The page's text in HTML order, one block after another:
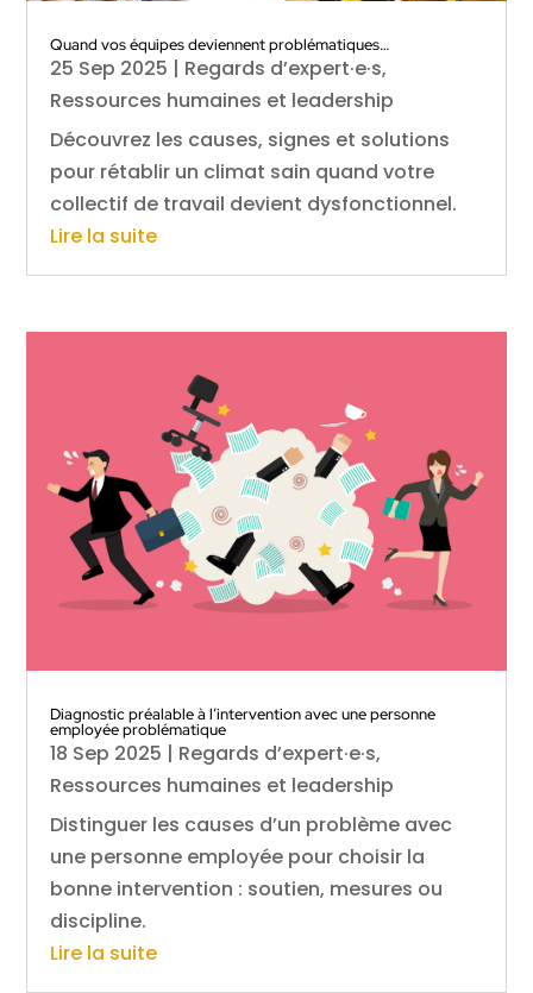
Quand vos équipes deviennent problématiques…
25 Sep 2025 | Regards d’expert·e·s,
Ressources humaines et leadership
Découvrez les causes, signes et solutions
pour rétablir un climat sain quand votre
collectif de travail devient dysfonctionnel.
Lire la suite
Diagnostic préalable à l’intervention avec une personne
employée problématique
18 Sep 2025 | Regards d’expert·e·s,
Ressources humaines et leadership
Distinguer les causes d’un problème avec
une personne employée pour choisir la
bonne intervention : soutien, mesures ou
discipline.
Lire la suite